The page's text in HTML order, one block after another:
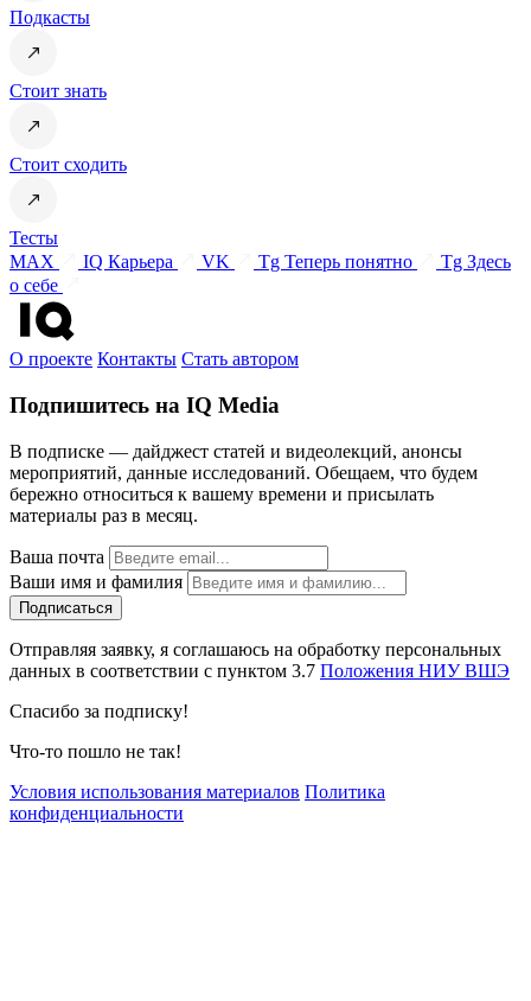
Подкасты
Стоит знать
Стоит сходить
Тесты
MAX
IQ Карьера VK Tg Теперь понятно
Tg Здесь
о себе
О проекте Контакты Стать автором
Подпишитесь на IQ Media
В подписке — дайджест статей и видеолекций, анонсы
мероприятий, данные исследований. Обещаем, что будем
бережно относиться к вашему времени и присылать
материалы раз в месяц.
Ваша почта
Ваши имя и фамилия
Отправляя заявку, я соглашаюсь на обработку персональных
данных в соответствии с пунктом 3.7 Положения НИУ ВШЭ
Спасибо за подписку!
Что-то пошло не так!
Условия использования материалов Политика
конфиденциальности